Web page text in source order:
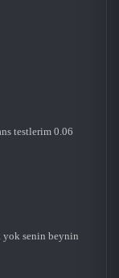
testlerim 0.06
yok senin beynin